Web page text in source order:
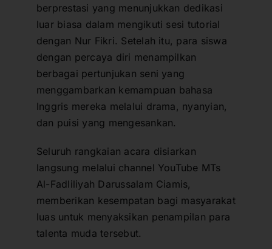
berprestasi yang menunjukkan dedikasi
luar biasa dalam mengikuti sesi tutorial
dengan Nur Fikri. Setelah itu, para siswa
dengan percaya diri menampilkan
berbagai pertunjukan seni yang
menggambarkan kemampuan bahasa
Inggris mereka melalui drama, nyanyian,
dan puisi yang mengesankan.
Seluruh rangkaian acara disiarkan
langsung melalui channel YouTube MTs
Al-Fadliliyah Darussalam Ciamis,
memberikan kesempatan bagi masyarakat
luas untuk menyaksikan penampilan para
talenta muda tersebut.